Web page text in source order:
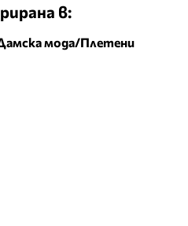
в:
мода/Плетени